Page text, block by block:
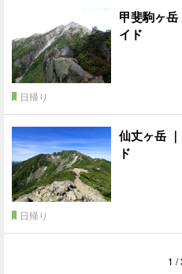
甲斐駒ヶ
イド
日帰り
仙丈ヶ岳
ド
日帰り
1 /